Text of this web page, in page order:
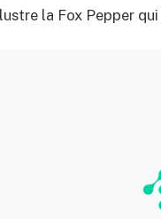
la Fox Pepper qui